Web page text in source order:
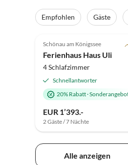
Empfohlen Gäste
Schönau am Königssee
Ferienhaus Haus Uli
4 Schlafzimmer
Schnellantworter
20% Rabatt·
EUR 1’393.-
2 Gäste / 7 Nächte
Alle anzeigen